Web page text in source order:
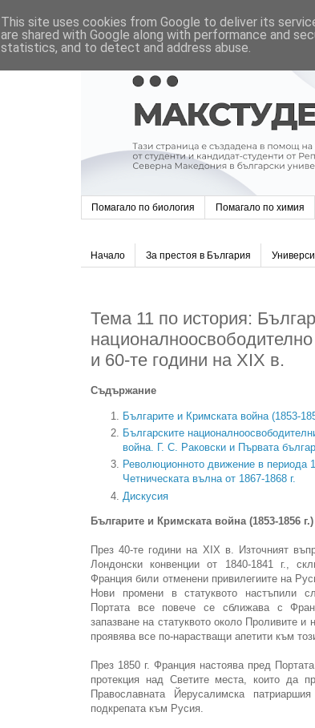
Помагало по биология Помагало по химия
Начало За престоя в България
Тема 11 по история:
и 60-те години на XIX в.
Съдържание
Българите и Кримската война (1853-
Българските
война. Г. С. Раковски и Първата
Революционното движение в периода
Четническата вълна от 1867-1868 г.
Дискусия
Българите и Кримската война (1853-1856 г.)
През 40-те години на XIX в. Източният
Лондонски конвенции от 1840-1841 г.,
Франция били отменени привилегиите на
Нови промени в статуквото настъпили
Портата все повече се сближава с
запазване на статуквото около Проливите
проявява все по-нарастващи апетити към
През 1850 г. Франция настоява пред
протекция над Светите места, които да
Православната Йерусалимска
подкрепата към Русия.
This site uses cookies from Google to deliver its
are shared with Google along with performance and
statistics, and to detect and address abuse.